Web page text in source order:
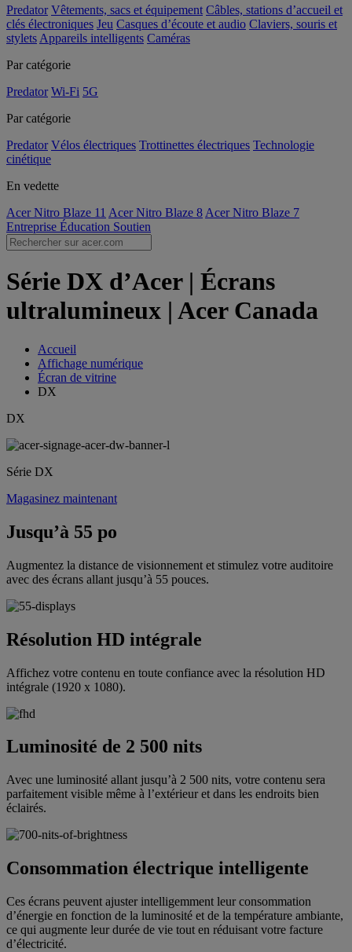
Predator Vêtements, sacs et équipement Câbles, stations d’accueil et
clés électroniques Jeu Casques d’écoute et audio Claviers, souris et
stylets Appareils intelligents Caméras
Par catégorie
Predator Wi-Fi 5G
Par catégorie
Predator Vélos électriques Trottinettes électriques Technologie
cinétique
En vedette
Acer Nitro Blaze 11 Acer Nitro Blaze 8 Acer Nitro Blaze 7
Entreprise Éducation Soutien
Série DX d’Acer | Écrans
ultralumineux | Acer Canada
Accueil
Affichage numérique
Écran de vitrine
DX
DX
Série DX
Magasinez maintenant
Jusqu’à 55 po
Augmentez la distance de visionnement et stimulez votre auditoire
avec des écrans allant jusqu’à 55 pouces.
Résolution HD intégrale
Affichez votre contenu en toute confiance avec la résolution HD
intégrale (1920 x 1080).
Luminosité de 2 500 nits
Avec une luminosité allant jusqu’à 2 500 nits, votre contenu sera
parfaitement visible même à l’extérieur et dans les endroits bien
éclairés.
Consommation électrique intelligente
Ces écrans peuvent ajuster intelligemment leur consommation
d’énergie en fonction de la luminosité et de la température ambiante,
ce qui augmente leur durée de vie tout en réduisant votre facture
d’électricité.